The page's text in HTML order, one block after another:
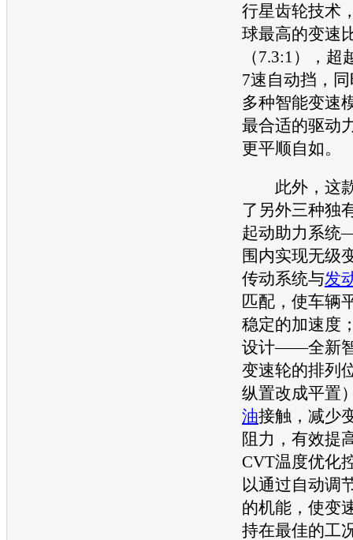
行星齿轮技术
球最高的变速
（7.3:1），超
7速自动挡，
多种智能变速
最合适的驱动
更平顺自如。
此外，这
了另外三种独
起动助力系
围内实现无级
传动系统与发
匹配，使车辆
稳定的加速度
设计——全新
变速轮的排列
纵置改成平置
油接触，减少
阻力，有效提
CVT温度优
以通过自动调
的机能，使变
持在最佳的工